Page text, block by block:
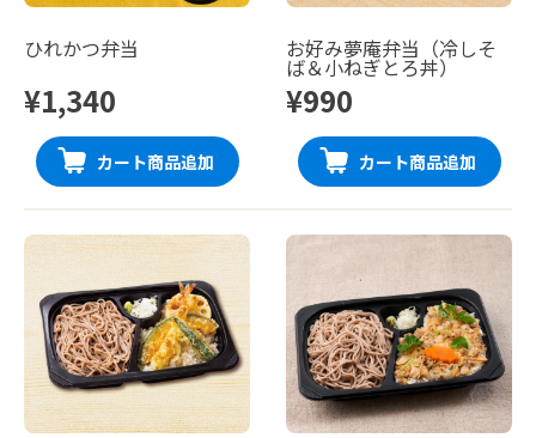
ひれかつ弁当
¥1,340
カート商品追加
お好み夢庵弁当（冷しそ
ば＆小ねぎとろ丼）
¥990
カート商品追加